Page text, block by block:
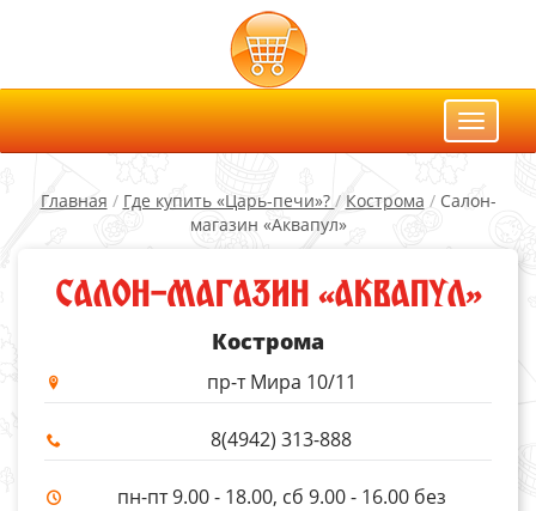
Toggle
Главная / Где купить «Царь-печи»? / Кострома / Салон-
магазин «Аквапул»
САЛОН-МАГАЗИН «АКВАПУЛ»
Кострома
пр-т Мира 10/11
8(4942) 313-888
пн-пт 9.00 - 18.00, сб 9.00 - 16.00 без